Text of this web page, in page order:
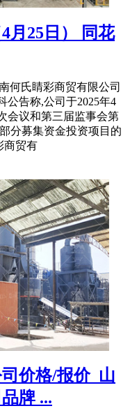
月25日） 同花
何氏睛彩商贸有限公司
公告称,公司于2025年4
会议和第三届监事会第
分募集资金投资项目的
商贸有
价格/报价_山
牌 ...